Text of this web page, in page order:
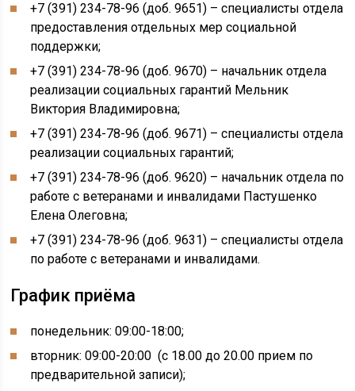
+7 (391) 234-78-96 (доб. 9651) – специалисты отдела
предоставления отдельных мер социальной
поддержки;
+7 (391) 234-78-96 (доб. 9670) – начальник отдела
реализации социальных гарантий Мельник
Виктория Владимировна;
+7 (391) 234-78-96 (доб. 9671) – специалисты отдела
реализации социальных гарантий;
+7 (391) 234-78-96 (доб. 9620) – начальник отдела по
работе с ветеранами и инвалидами Пастушенко
Елена Олеговна;
+7 (391) 234-78-96 (доб. 9631) – специалисты отдела
по работе с ветеранами и инвалидами.
График приёма
понедельник: 09:00-18:00;
вторник: 09:00-20:00 (с 18.00 до 20.00 прием по
предварительной записи);